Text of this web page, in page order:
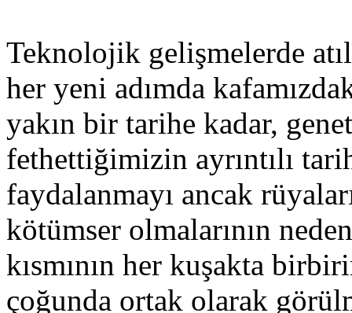
Teknolojik gelişmelerde
her yeni adımda
yakın bir tarihe kadar,
fethettiğimizin ayrıntılı
faydalanmayı ancak
kötümser olmalarının
kısmının her kuşakta
çoğunda ortak olarak